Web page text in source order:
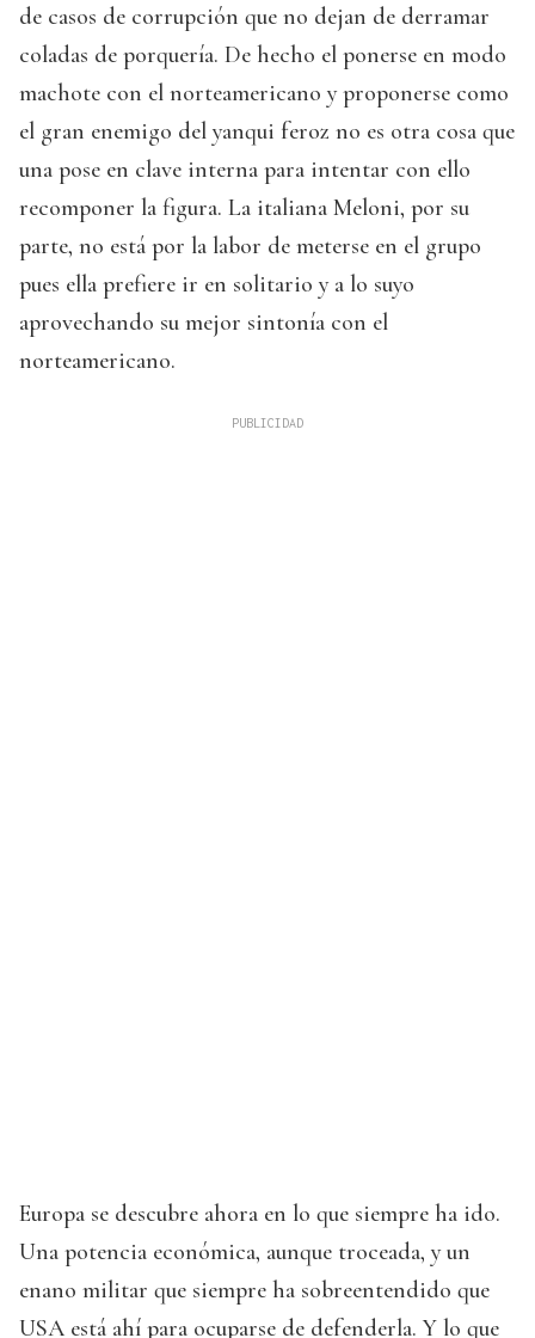
de casos de corrupción que no dejan de derramar
coladas de porquería. De hecho el ponerse en modo
machote con el norteamericano y proponerse como
el gran enemigo del yanqui feroz no es otra cosa que
una pose en clave interna para intentar con ello
recomponer la figura. La italiana Meloni, por su
parte, no está por la labor de meterse en el grupo
pues ella prefiere ir en solitario y a lo suyo
aprovechando su mejor sintonía con el
norteamericano.
Europa se descubre ahora en lo que siempre ha ido.
Una potencia económica, aunque troceada, y un
enano militar que siempre ha sobreentendido que
USA está ahí para ocuparse de defenderla. Y lo que